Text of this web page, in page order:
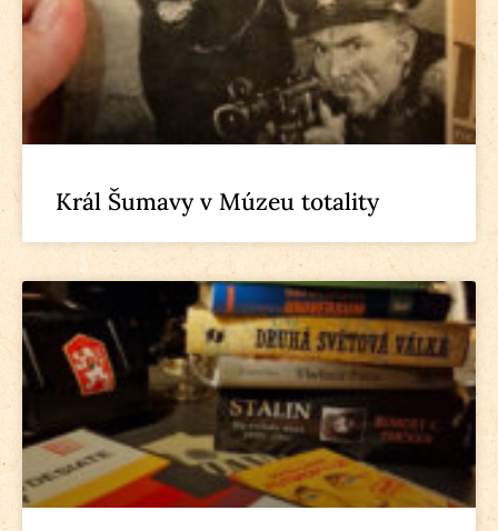
Král Šumavy v Múzeu totality